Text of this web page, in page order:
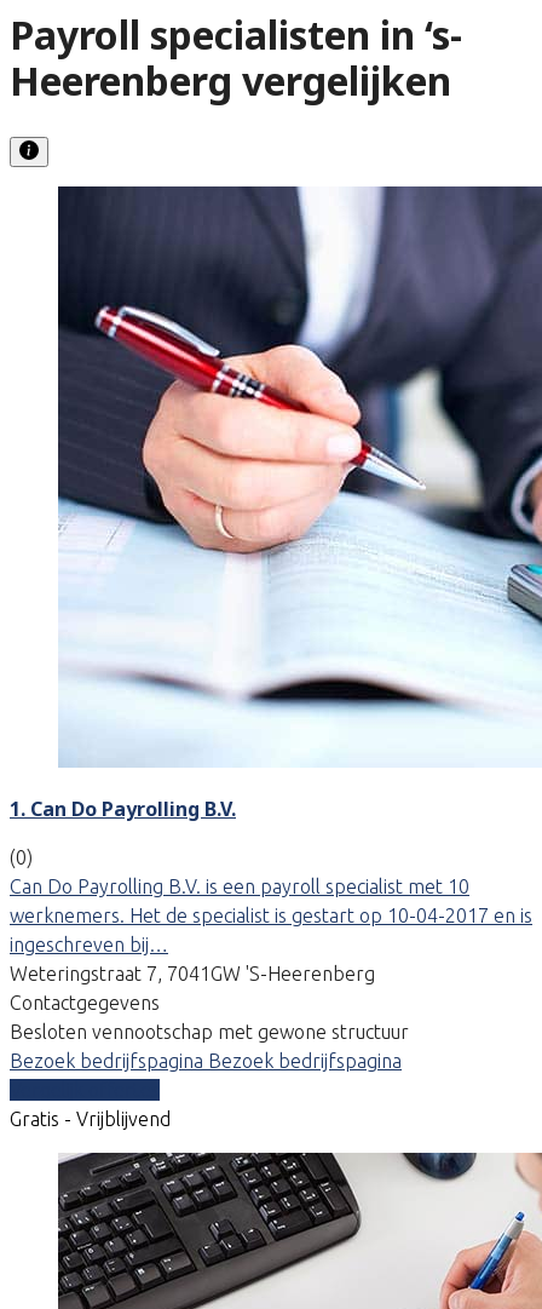
Payroll specialisten in ‘s-
Heerenberg vergelijken
1. Can Do Payrolling B.V.
(0)
Can Do Payrolling B.V. is een payroll specialist met 10
werknemers. Het de specialist is gestart op 10-04-2017 en is
ingeschreven bij…
Weteringstraat 7, 7041GW 'S-Heerenberg
Contactgegevens
Besloten vennootschap met gewone structuur
Bezoek bedrijfspagina Bezoek bedrijfspagina
Gratis - Vrijblijvend